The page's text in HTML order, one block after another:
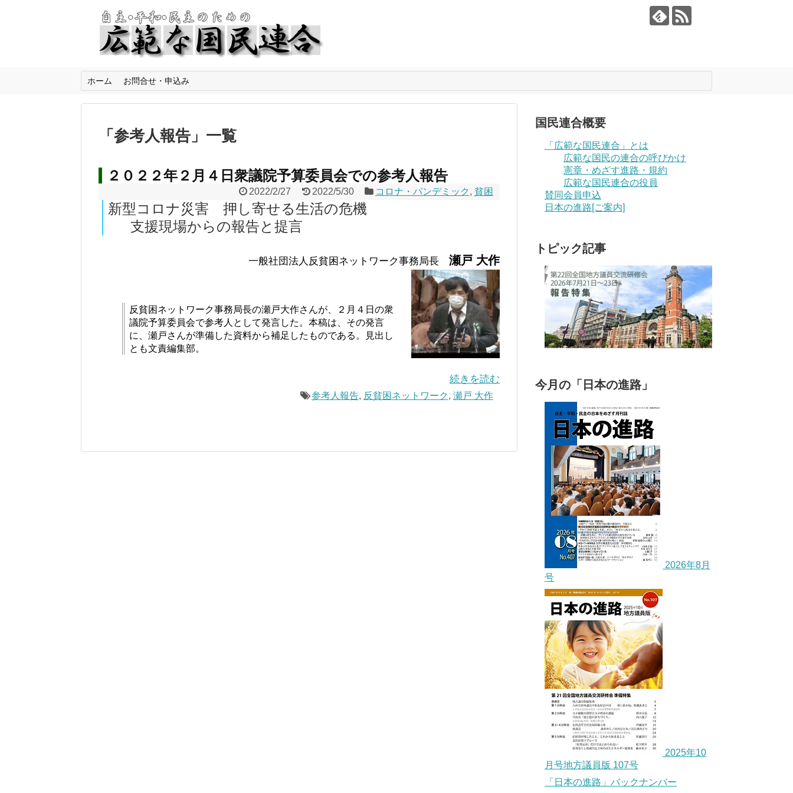
ホーム お問合せ・申込み
「 参考人報告 」 一覧
２０２２年２月４日衆議院予算委員会での参考人報告
2022/2/27 2022/5/30 コロナ・パンデミック , 貧困
新型コロナ災害 押し寄せる生活の危機
支援現場からの報告と提言
一般社団法人反貧困ネットワーク事務局長 瀬戸 大作
反貧困ネットワーク事務局長の瀬戸大作さんが、２月４日の衆
議院予算委員会で参考人として発言した。本稿は、その発言
に、瀬戸さんが準備した資料から補足したものである。見出し
とも文責編集部。
続きを読む
参考人報告, 反貧困ネットワーク , 瀬戸 大作
国民連合概要
「広範な国民連合」とは
広範な国民の連合の呼びかけ
憲章・めざす進路・規約
広範な国民連合の役員
賛同会員申込
日本の進路[ご案内]
トピック記事
今月の「日本の進路」
2026年8月
号
2025年10
月号地方議員版 107号
「日本の進路」バックナンバー